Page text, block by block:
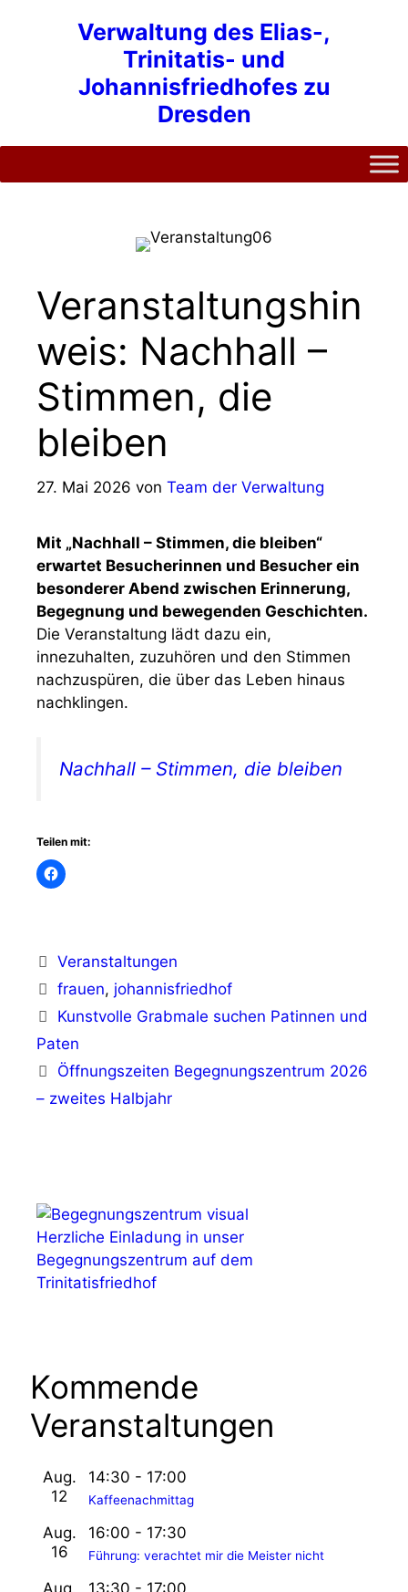
Verwaltung des Elias-,
Trinitatis- und
Johannisfriedhofes zu
Dresden
Veranstaltungshin
weis: Nachhall –
Stimmen, die
bleiben
27. Mai 2026 von Team der Verwaltung
Mit „Nachhall – Stimmen, die bleiben“
erwartet Besucherinnen und Besucher ein
besonderer Abend zwischen Erinnerung,
Begegnung und bewegenden Geschichten.
Die Veranstaltung lädt dazu ein,
innezuhalten, zuzuhören und den Stimmen
nachzuspüren, die über das Leben hinaus
nachklingen.
Nachhall – Stimmen, die bleiben
Teilen mit:
Kategorien
Veranstaltungen
Schlagwörter
frauen, johannisfriedhof
Kunstvolle Grabmale suchen Patinnen und
Paten
Öffnungszeiten Begegnungszentrum 2026
– zweites Halbjahr
Herzliche Einladung in unser
Begegnungszentrum auf dem
Trinitatisfriedhof
Kommende
Veranstaltungen
Aug.
12
14:30 - 17:00
Kaffeenachmittag
Aug.
16
16:00 - 17:30
Führung: verachtet mir die Meister nicht